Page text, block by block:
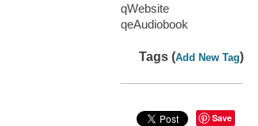
qWebsite
qeAudiobook
Tags (Add New Tag)
Save